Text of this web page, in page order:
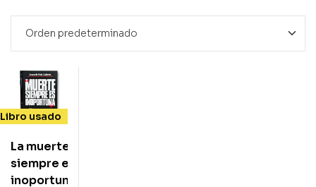
Libro usado
La muerte
siempre es
inoportuna